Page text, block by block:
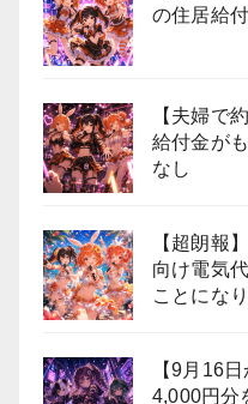
の住居給
【夫婦で
給付金が
なし
【超朗報
向け電気
ことにな
【9月16
4,000円分